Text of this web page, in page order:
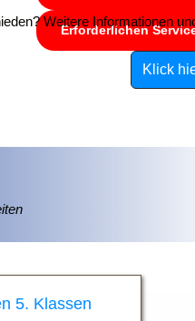
Erforderlichen
Weitere Informationen
Klick
5. Klassen